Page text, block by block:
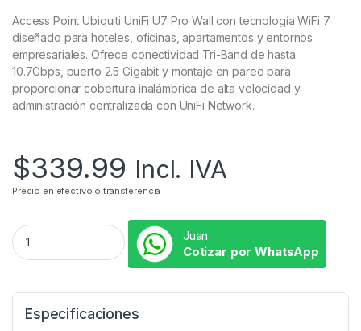
Access Point Ubiquiti UniFi U7 Pro Wall con tecnología WiFi 7
diseñado para hoteles, oficinas, apartamentos y entornos
empresariales. Ofrece conectividad Tri-Band de hasta
10.7Gbps, puerto 2.5 Gigabit y montaje en pared para
proporcionar cobertura inalámbrica de alta velocidad y
administración centralizada con UniFi Network.
$339.99 Incl. IVA
Precio en efectivo o transferencia
Juan
Cotizar por WhatsApp
Especificaciones